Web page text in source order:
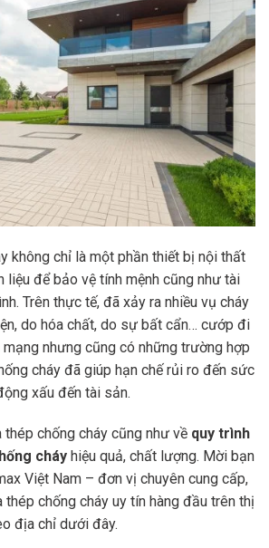
không chỉ là một phần thiết bị nội thất
liệu để bảo vệ tính mệnh cũng như tài
Trên thực tế, đã xảy ra nhiều vụ cháy
do hóa chất, do sự bất cẩn… cướp đi
nhưng cũng có những trường hợp
cháy đã giúp hạn chế rủi ro đến sức
xấu đến tài sản.
chống cháy cũng như về quy trình
cháy hiệu quả, chất lượng. Mời bạn
Việt Nam – đơn vị chuyên cung cấp,
chống cháy uy tín hàng đầu trên thị
địa chỉ dưới đây.